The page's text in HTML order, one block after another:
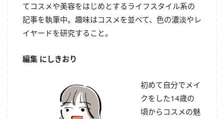
てコスメや美容をはじめとするライフスタイル系の
記事を執筆中。趣味はコスメを並べて、色の濃淡やレ
イヤードを研究すること。
編集 にしきおり
初めて自分でメイ
クをした14歳の
頃からコスメの魅